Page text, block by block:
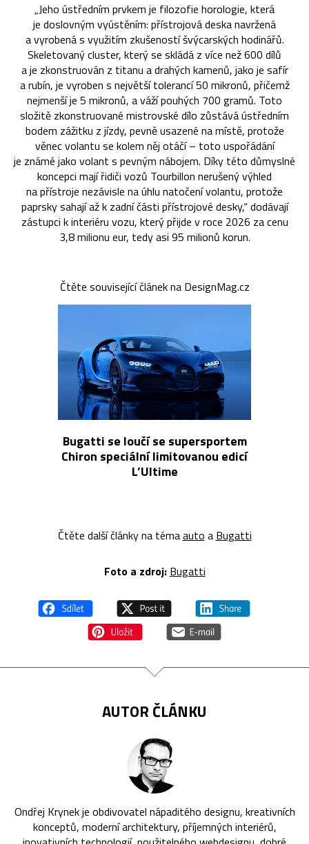
„Jeho ústředním prvkem je filozofie horologie, která
je doslovným vyústěním: přístrojová deska navržená
a vyrobená s využitím zkušeností švýcarských hodinářů.
Skeletovaný cluster, který se skládá z více než 600 dílů
a je zkonstruován z titanu a drahých kamenů, jako je safír
a rubín, je vyroben s největší tolerancí 50 mikronů, přičemž
nejmenší je 5 mikronů, a váží pouhých 700 gramů. Toto
složitě zkonstruované mistrovské dílo zůstává ústředním
bodem zážitku z jízdy, pevně usazené na místě, protože
věnec volantu se kolem něj otáčí – toto uspořádání
je známé jako volant s pevným nábojem. Díky této důmyslné
koncepci mají řidiči vozů Tourbillon nerušený výhled
na přístroje nezávisle na úhlu natočení volantu, protože
paprsky sahají až k zadní části přístrojové desky,“ dodávají
zástupci k interiéru vozu, který přijde v roce 2026 za cenu
3,8 milionu eur, tedy asi 95 milionů korun.
Čtěte související článek na DesignMag.cz
Bugatti se loučí se supersportem
Chiron speciální limitovanou edicí
L’Ultime
Čtěte další články na témaauto a Bugatti
Foto a zdroj: Bugatti
AUTOR ČLÁNKU
Ondřej Krynek je obdivovatel nápaditého designu, kreativních
konceptů, moderní architektury, příjemných interiérů,